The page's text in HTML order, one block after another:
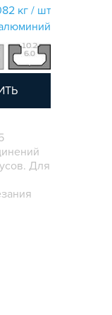
кг / шт
Для